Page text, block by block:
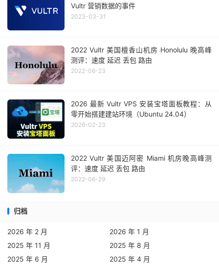
Vultr 营销数据的事件
2023-03-31
2022 Vultr 美国檀香山机房 Honolulu 晚高峰
测评：速度 延迟 丢包 路由
2022-06-23
2026 最新 Vultr VPS 安装宝塔面板教程：从
零开始搭建建站环境（Ubuntu 24.04）
2026-02-23
2022 Vultr 美国迈阿密 Miami 机房晚高峰测
评：速度 延迟 丢包 路由
2022-06-29
归档
2026 年 2 月
2026 年 1 月
2025 年 11 月
2025 年 8 月
2025 年 6 月
2025 年 4 月